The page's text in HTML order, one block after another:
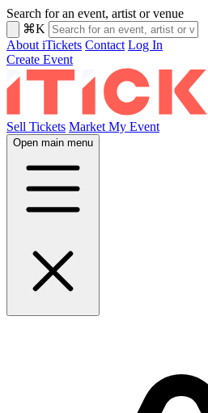
Search for an event, artist or venue
⌘K
About iTickets Contact Log In
Create Event
Sell Tickets Market My Event
Open main menu